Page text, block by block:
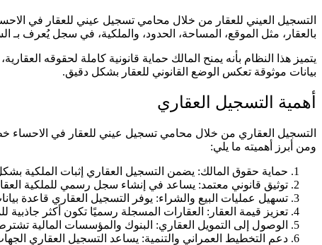
التسجيل العيني للعقار من خلال محامي تسجيل عيني للعقار في
بالعقار، مثل الموقع، المساحة، الحدود، والملكية، في سجل يُعرف بـ
يتميز هذا النظام بأنه يمنح المالك حماية قانونية كاملة لحقوقه
بيانات موثوقة تعكس الوضع القانوني للعقار بشكل دقيق.
أهمية التسجيل العقاري
التسجيل العقاري من خلال محامي تسجيل عيني للعقار في الاحساء
ومن أبرز أهميته ما يلي:
حماية حقوق المالك: يضمن التسجيل العقاري إثبات الملكية
توثيق قانوني معتمد: يساعد في إنشاء سجل رسمي للملكية
تسهيل عمليات البيع والشراء: يوفر التسجيل العقاري قاعدة
تعزيز قيمة العقار: العقارات المسجلة رسميًا تكون أكثر جاذبية
الوصول إلى التمويل العقاري: البنوك والمؤسسات المالية
دعم التخطيط العمراني والتنمية: يساعد التسجيل العقاري